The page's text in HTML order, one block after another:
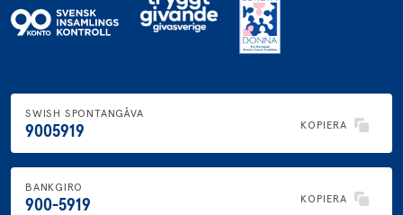
SWISH SPONTANGÅVA
9005919 KOPIERA
BANKGIRO
900-5919 KOPIERA